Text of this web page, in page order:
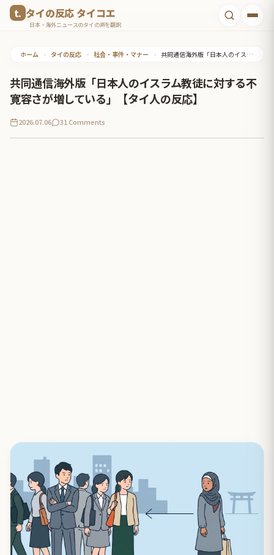
タイの反応 タイコエ
日本・海外ニュースのタイの声を翻訳
ホーム • タイの反応 • 社会・事件・マナー • 共同通信海外版「日本人のイスラム教徒に対する不寛容さが増している」【タイ人の反応】
共同通信海外版「日本人のイスラム教徒に対する不
寛容さが増している」【タイ人の反応】
2026.07.06 31 Comments